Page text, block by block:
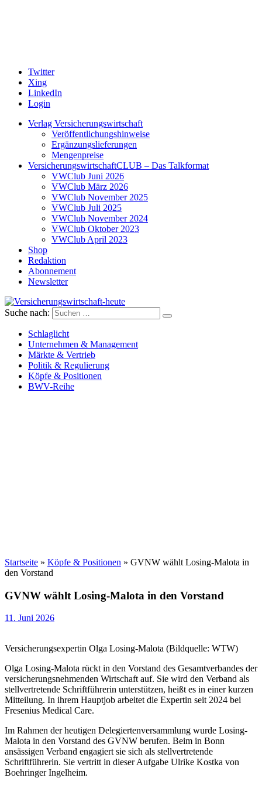
Twitter
Xing
LinkedIn
Login
Verlag Versicherungswirtschaft
Veröffentlichungshinweise
Ergänzungslieferungen
Mengenpreise
VersicherungswirtschaftCLUB – Das Talkformat
VWClub Juni 2026
VWClub März 2026
VWClub November 2025
VWClub Juli 2025
VWClub November 2024
VWClub Oktober 2023
VWClub April 2023
Shop
Redaktion
Abonnement
Newsletter
Versicherungswirtschaft-heute
Suche nach:
Schlaglicht
Unternehmen & Management
Märkte & Vertrieb
Politik & Regulierung
Köpfe & Positionen
BWV-Reihe
Startseite » Köpfe & Positionen » GVNW wählt Losing-Malota in
den Vorstand
GVNW wählt Losing-Malota in den Vorstand
11. Juni 2026
Versicherungsexpertin Olga Losing-Malota (Bildquelle: WTW)
Olga Losing-Malota rückt in den Vorstand des Gesamtverbandes der
versicherungsnehmenden Wirtschaft auf. Sie wird den Verband als
stellvertretende Schriftführerin unterstützen, heißt es in einer kurzen
Mitteilung. In ihrem Hauptjob arbeitet die Expertin seit 2024 bei
Fresenius Medical Care.
Im Rahmen der heutigen Delegiertenversammlung wurde Losing-
Malota in den Vorstand des GVNW berufen. Beim in Bonn
ansässigen Verband engagiert sie sich als stellvertretende
Schriftführerin. Sie vertritt in dieser Aufgabe Ulrike Kostka von
Boehringer Ingelheim.